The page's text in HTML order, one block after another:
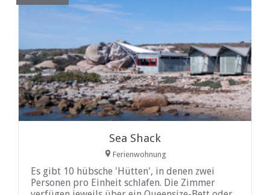
Sea Shack
Ferienwohnung
Es gibt 10 hübsche 'Hütten', in denen zwei
Personen pro Einheit schlafen. Die Zimmer